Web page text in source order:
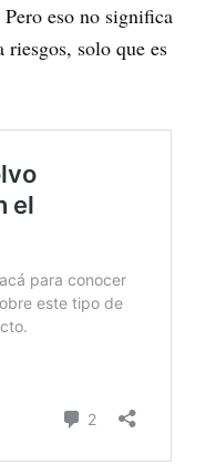
eso no significa
riesgos, solo que es